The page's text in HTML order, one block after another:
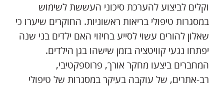
וקלים לביצוע להערכת סיכוני העששת לשימוש
במסגרות טיפולי בריאות ראשוניות. החוקרים שיערו כי
שאלון להורים עשוי לסייע בחיזוי האם ילדים בני שנה
יפתחו נגעי קוויטציה בזמן שישהו בגן הילדים.
המחברים ביצעו מחקר אורך, פרוספקטיבי,
רב-אתרים, של עוקבה בעיקר במסגרות של טיפולי